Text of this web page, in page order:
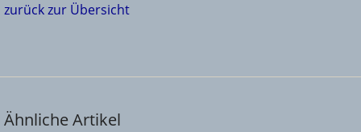
zurück zur Übersicht
Ähnliche Artikel